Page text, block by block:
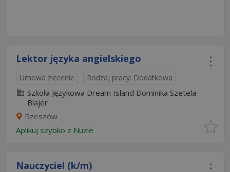
Lektor języka angielskiego
Umowa zlecenie Rodzaj pracy: Dodatkowa
Szkoła Językowa Dream Island Dominika Szetela-
Blajer
Rzeszów
Aplikuj szybko z Nuzle
Nauczyciel (k/m)